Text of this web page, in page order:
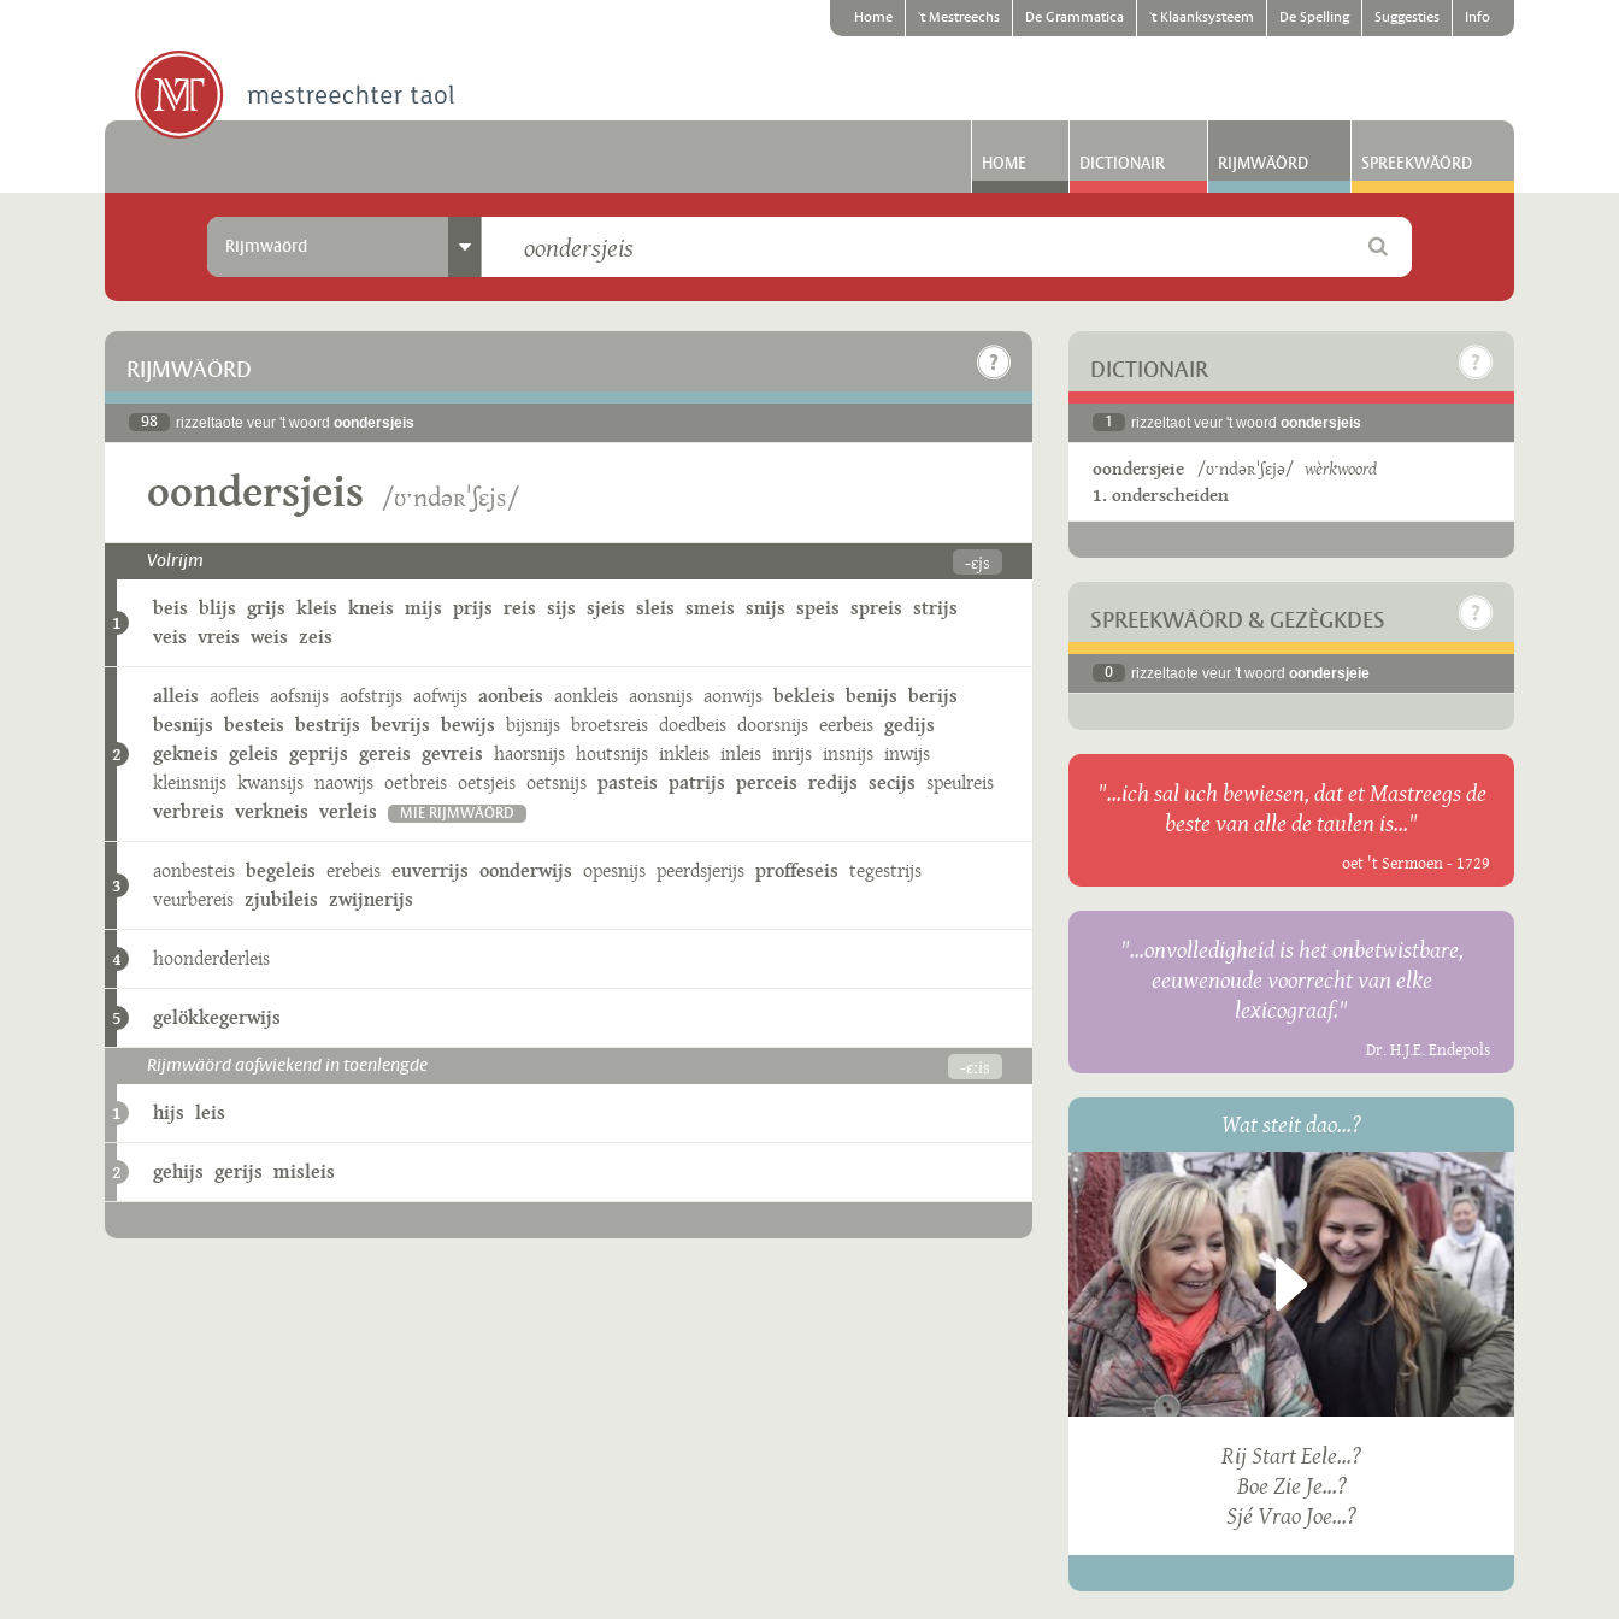
Home 't Mestreechs De Grammatica 't Klaanksysteem De Spelling Suggesties Info
HOME DICTIONAIR RIJMWÄÖRD SPREEKWÄÖRD
Rijmwäörd
RIJMWÄÖRD
98 rizzeltaote veur 't woord oondersjeis
oondersjeis /ʊˑndəʀˈʃɛjs/
Volrijm -ɛjs
1
beis blijs grijs kleis kneis mijs prijs reis sijs sjeis sleis smeis snijs speis spreis strijs
veis vreis weis zeis
2
alleis aofleis aofsnijs aofstrijs aofwijs aonbeis aonkleis aonsnijs aonwijs bekleis benijs berijs
besnijs besteis bestrijs bevrijs bewijs bijsnijs broetsreis doedbeis doorsnijs eerbeis gedijs
gekneis geleis geprijs gereis gevreis haorsnijs houtsnijs inkleis inleis inrijs insnijs inwijs
kleinsnijs kwansijs naowijs oetbreis oetsjeis oetsnijs pasteis patrijs perceis redijs secijs speulreis
verbreis verkneis verleis MIE RIJMWÄÖRD
3
aonbesteis begeleis erebeis euverrijs oonderwijs opesnijs peerdsjerijs proffeseis tegestrijs
veurbereis zjubileis zwijnerijs
4 hoonderderleis
5 gelökkegerwijs
Rijmwäörd aofwiekend in toenlengde -ɛːis
1 hijs leis
2 gehijs gerijs misleis
DICTIONAIR
1 rizzeltaot veur 't woord oondersjeis
oondersjeie /ʊˑndəʀˈʃɛjə/ wèrkwoord
1. onderscheiden
SPREEKWÄÖRD & GEZÈGKDES
0 rizzeltaote veur 't woord oondersjeie
"...ich sal uch bewiesen, dat et Mastreegs de
beste van alle de taulen is..."
oet 't Sermoen - 1729
"...onvolledigheid is het onbetwistbare,
eeuwenoude voorrecht van elke
lexicograaf."
Dr. H.J.E. Endepols
Wat steit dao...?
Rij Start Eele...?
Boe Zie Je...?
Sjé Vrao Joe...?